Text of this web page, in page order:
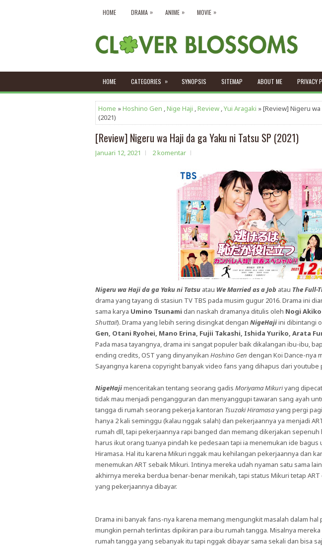
HOME DRAMA » ANIME » MOVIE »
HOME CATEGORIES » SYNOPSIS SITEMAP ABOUT ME PRIVACY
Home »Hoshino Gen ,Nige Haji ,Review ,Yui Aragaki » [Review] Nigeru wa
(2021)
[Review] Nigeru wa Haji da ga Yaku ni Tatsu SP (2021)
Januari 12, 2021 2 komentar
Nigeru wa Haji da ga Yaku ni Tatsu atau We Married as a Job atau The Full-
drama yang tayang di stasiun TV TBS pada musim gugur 2016. Drama ini
sama karya Umino Tsunami dan naskah dramanya ditulis oleh Nogi Akiko
Shuttai!). Drama yang lebih sering disingkat dengan NigeHajiini dibintangi
Gen, Otani Ryohei, Mano Erina, Fujii Takashi, Ishida Yuriko, Arata
Pada masa tayangnya, drama ini sangat populer baik dikalangan ibu-ibu,
ending credits, OST yang dinyanyikan Hoshino Gen dengan Koi Dance-nya
Sayangnya karena copyright banyak video fans yang dihapus dari youtube
NigeHajimenceritakan tentang seorang gadis Moriyama Mikuriyang
tidak mau menjadi pengangguran dan menyanggupi tawaran sang ayah
tangga di rumah seorang pekerja kantoran Tsuzaki Hiramasayang pergi
hanya 2 kali seminggu (kalau nggak salah) dan pekerjaannya ya menjadi
rumah dll, tapi pekerjaannya rapi banged dan memang dikerjakan
harus ikut orang tuanya pindah ke pedesaan tapi ia menemukan ide
Hiramasa. Hal itu karena Mikuri nggak mau kehilangan pekerjaannya dan
menemukan ART sebaik Mikuri. Intinya mereka udah nyaman satu sama
akhirnya mereka berdua benar-benar menikah, tapi status Mikuri tetap
yang pekerjaannya dibayar.
Drama ini banyak fans-nya karena memang mengungkit masalah dalam hal
mungkin pernah terlintas dipikiran para ibu rumah tangga. Misalnya
rumah tangga yang sebanyak itu tapi nggak dibayar sama sekali dan bisa